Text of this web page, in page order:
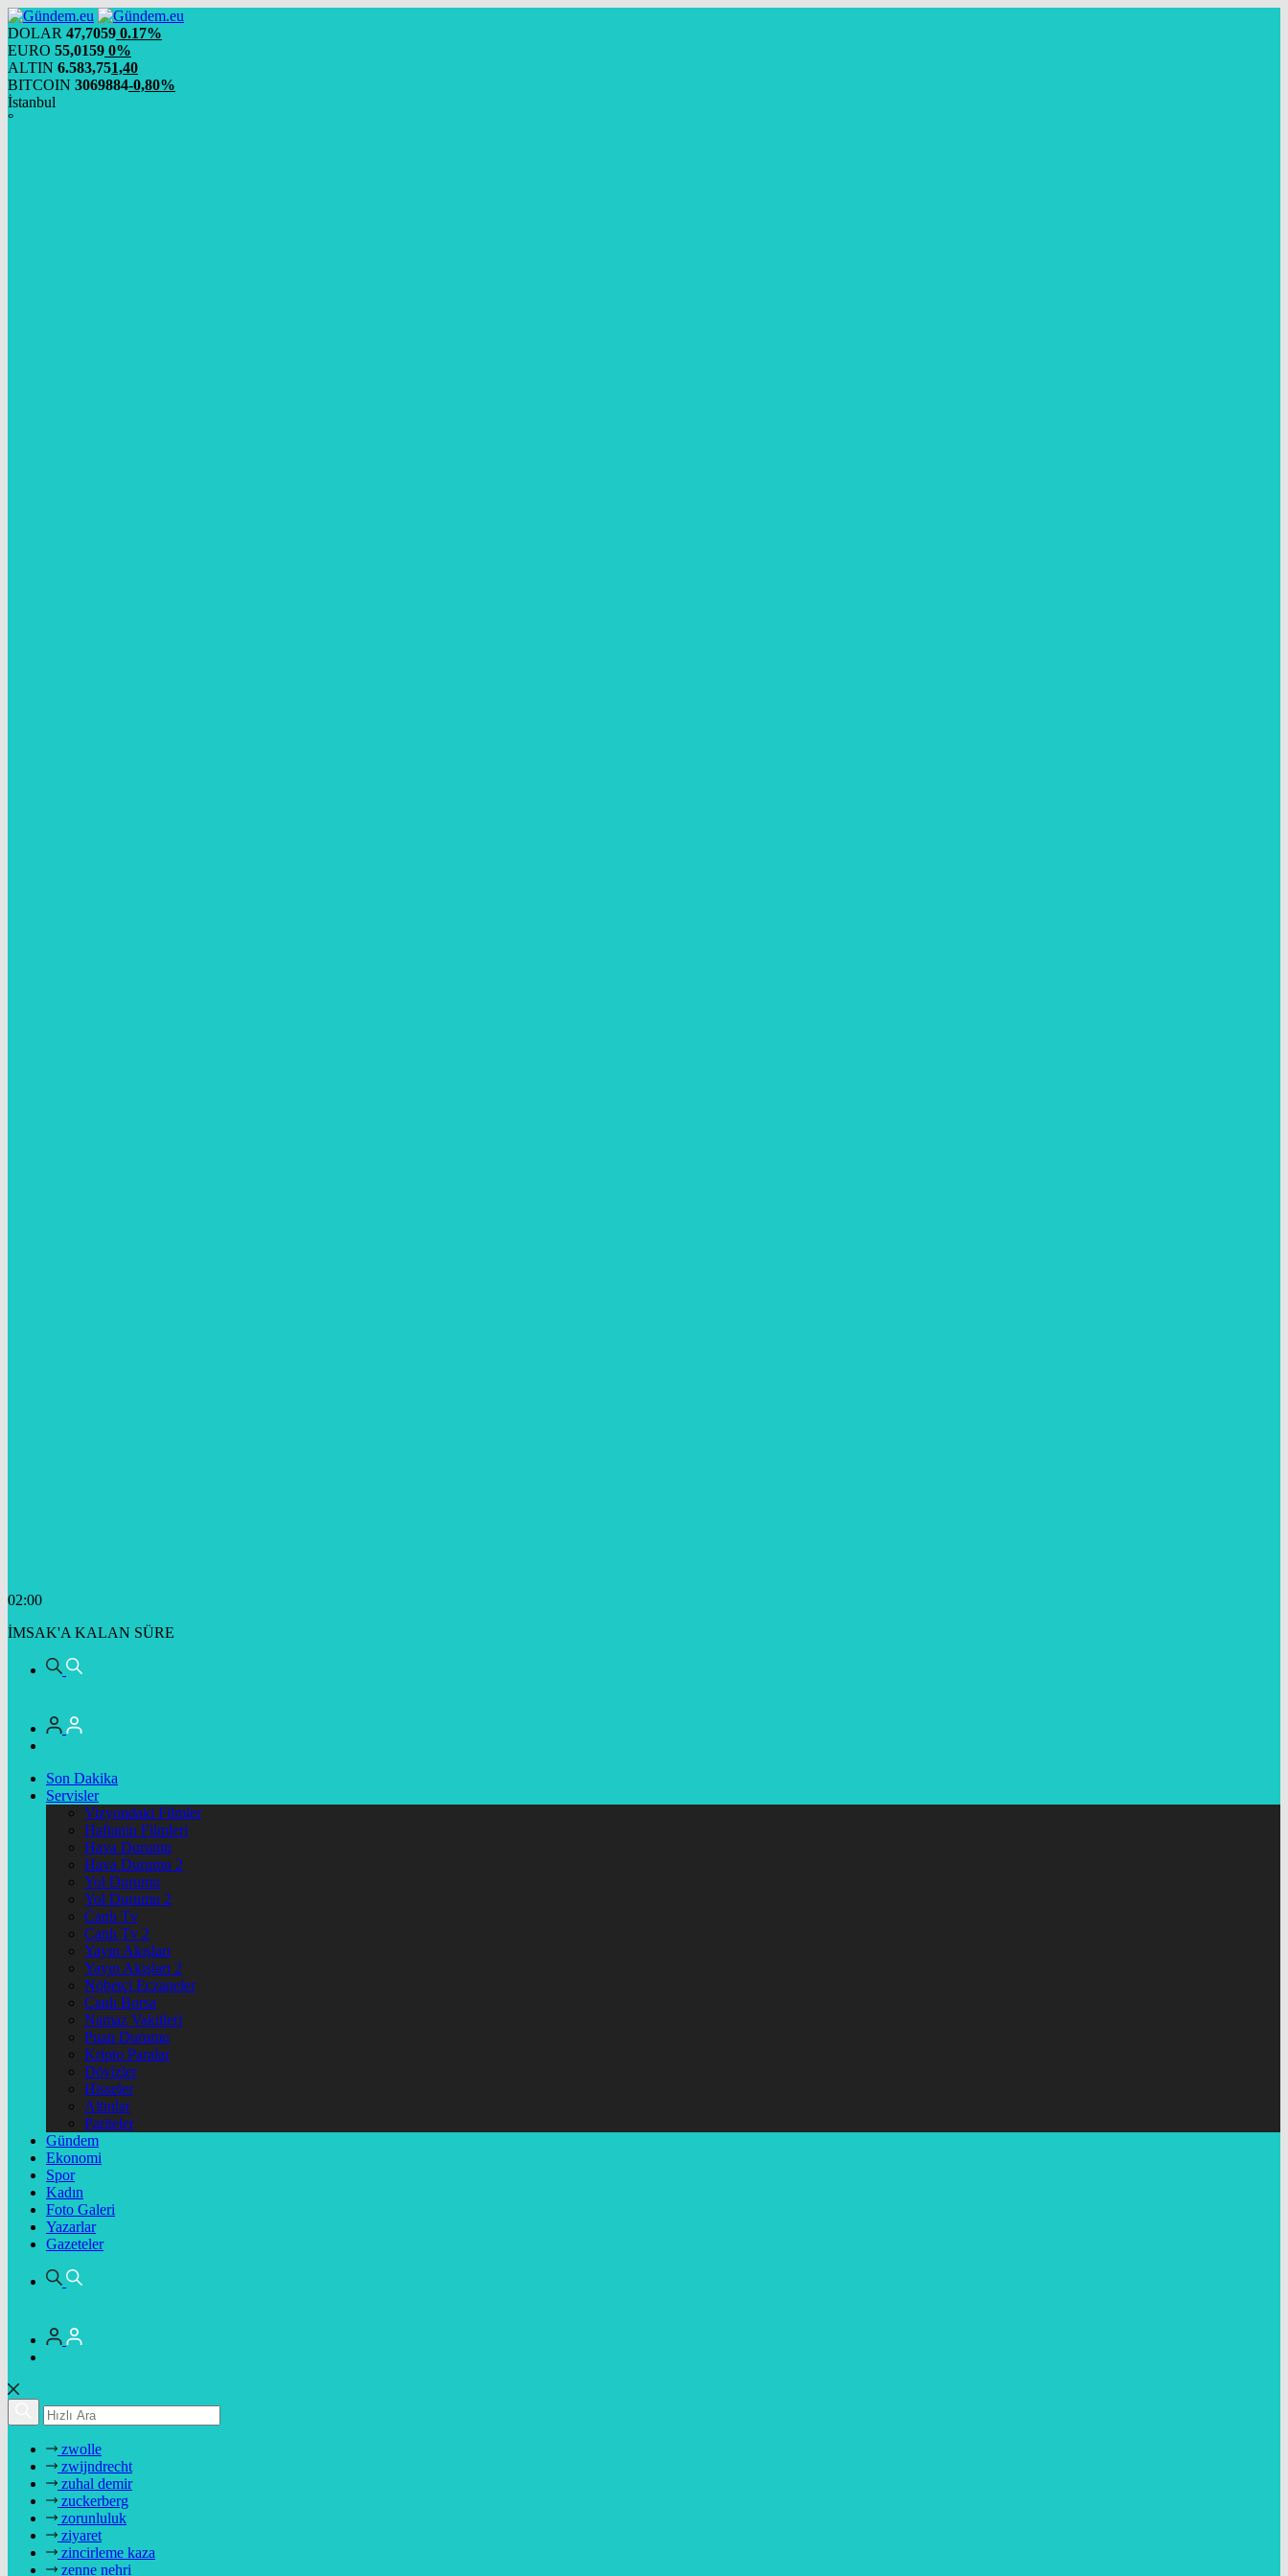
DOLAR 47,7059 0.17%
EURO 55,0159 0%
ALTIN 6.583,751,40
BITCOIN 3069884-0,80%
İstanbul
°
02:00
İMSAK'A KALAN SÜRE
Son Dakika
Servisler
Vizyondaki Filmler
Haftanin Filmleri
Hava Durumu
Hava Durumu 2
Yol Durumu
Yol Durumu 2
Canlı Tv
Canlı Tv 2
Yayın Akışları
Yayın Akışları 2
Nöbetçi Eczaneler
Canlı Borsa
Namaz Vakitleri
Puan Durumu
Kripto Paralar
Dövizler
Hisseler
Altınlar
Pariteler
Gündem
Ekonomi
Spor
Kadın
Foto Galeri
Yazarlar
Gazeteler
zwolle
zwijndrecht
zuhal demir
zuckerberg
zorunluluk
ziyaret
zincirleme kaza
zenne nehri